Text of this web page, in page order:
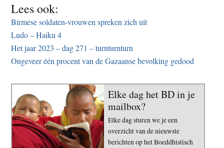
Lees ook:
Birmese soldaten-vrouwen spreken zich uit
Ludo – Haiku 4
Het jaar 2023 – dag 271 – turnturnturn
Ongeveer één procent van de Gazaanse bevolking gedood
Elke dag het BD in je
mailbox?
Elke dag sturen we je een
overzicht van de nieuwste
berichten op het Boeddhistisch